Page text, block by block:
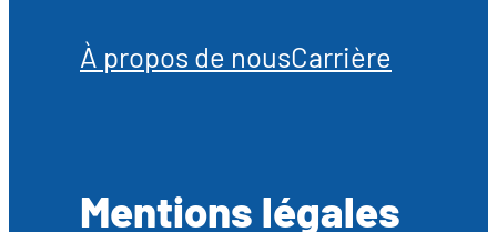
À propos de nousCarrière
Mentions légales